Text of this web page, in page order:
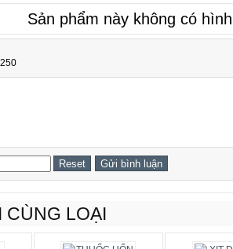
Sản phẩm này không có
CÙNG LOẠI